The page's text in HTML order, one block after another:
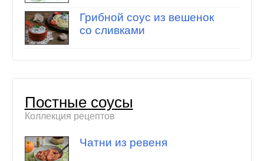
Грибной соус из вешенок
со сливками
Постные соусы
Коллекция рецептов
Чатни из ревеня